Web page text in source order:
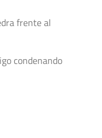
frente al
condenando